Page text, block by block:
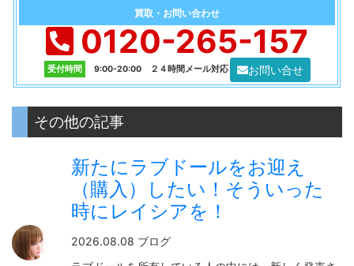
買取・お問い合わせ
0120-265-157
受付時間 9:00-20:00 ２４時間メール対応 お問い合せ
その他の記事
新たにラブドールをお迎え
（購入）したい！そういった
時にレイシアを！
2026.08.08 ブログ